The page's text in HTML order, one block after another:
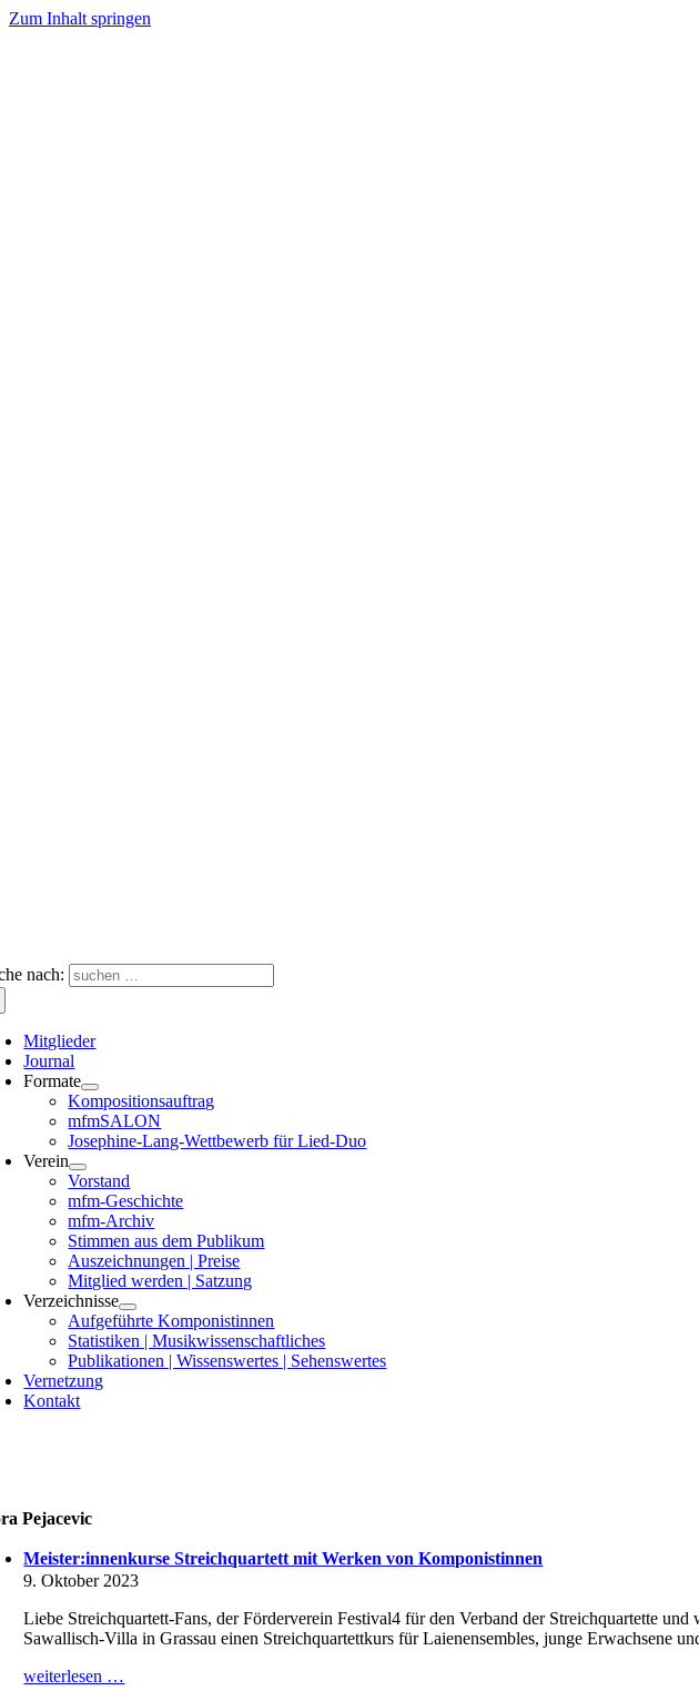
Zum Inhalt springen
nach:
Mitglieder
Journal
Formate
Kompositionsauftrag
mfmSALON
Josephine-Lang-Wettbewerb für Lied-Duo
Verein
Vorstand
mfm-Geschichte
mfm-Archiv
Stimmen aus dem Publikum
Auszeichnungen | Preise
Mitglied werden | Satzung
Verzeichnisse
Aufgeführte Komponistinnen
Statistiken | Musikwissenschaftliches
Publikationen | Wissenswertes | Sehenswertes
Vernetzung
Kontakt
Pejacevic
Meister:innenkurse Streichquartett mit Werken von Komponistinnen
9. Oktober 2023
Liebe Streichquartett-Fans, der Förderverein Festival4 für den Verband der Streichquartette
Sawallisch-Villa in Grassau einen Streichquartettkurs für Laienensembles, junge Erwachsene
weiterlesen …